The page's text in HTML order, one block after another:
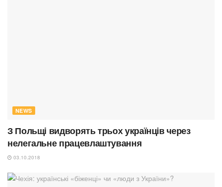
NEWS
З Польщі видворять трьох українців через
нелегальне працевлаштування
03.10.2018